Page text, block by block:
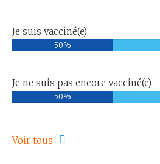
Je suis vacciné(e)
50%
Je ne suis pas encore vacciné(e)
50%
Voir tous